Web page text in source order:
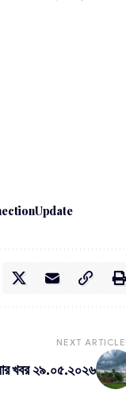
NEXT ARTICLE
খবর ২৯.০৫.২০২৬